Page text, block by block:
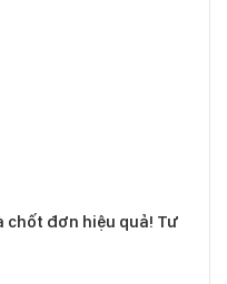
chốt đơn hiệu quả! Tư